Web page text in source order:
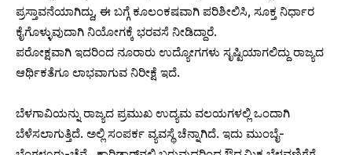
ಪ್ರಸ್ತಾವನೆಯಾಗಿದ್ದು, ಈ ಬಗ್ಗೆ ಕೂಲಂಕಷವಾಗಿ ಪರಿಶೀಲಿಸಿ, ಸೂಕ್ತ ನಿರ್ಧಾರ
ಕೈಗೊಳ್ಳುವುದಾಗಿ ನಿಯೋಗಕ್ಕೆ ಭರವಸೆ ನೀಡಿದ್ದಾರೆ.
ಪರೋಕ್ಷವಾಗಿ ಇದರಿಂದ ನೂರಾರು ಉದ್ಯೋಗಗಳು ಸೃಷ್ಟಿಯಾಗಲಿದ್ದು ರಾಜ್ಯದ
ಆರ್ಥಿಕತೆಗೂ ಲಾಭವಾಗುವ ನಿರೀಕ್ಷೆ ಇದೆ.
ಬೆಳಗಾವಿಯನ್ನು ರಾಜ್ಯದ ಪ್ರಮುಖ ಉದ್ಯಮ ವಲಯಗಳಲ್ಲಿ ಒಂದಾಗಿ
ಬೆಳೆಸಲಾಗುತ್ತಿದೆ. ಅಲ್ಲಿ ಸಂಪರ್ಕ ವ್ಯವಸ್ಥೆ ಚೆನ್ನಾಗಿದೆ. ಇದು ಮುಂಬೈ-